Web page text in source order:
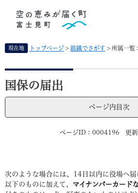
先 現在地 トップページ > 組織でさがす > 所属一覧
本
文
国保の届出
ページ内目次
ページID：0004196 更
次のような場合には、14日以内に役場へ届
以下のものに加えて、 マイナンバーカード